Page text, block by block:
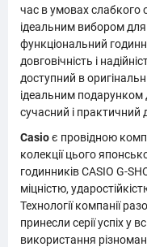
час в умовах слабкого
ідеальним вибором для
функціональний
довговічність і
доступний в
ідеальним подарунком
сучасний і практичний
Casioє провідною
колекції цього
годинників CASIO G-
міцністю,
Технології компанії
принесли серії успіх у
використання